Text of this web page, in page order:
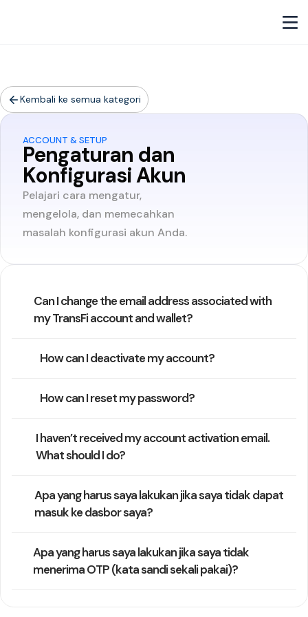
Kembali ke semua kategori
ACCOUNT & SETUP
Pengaturan dan
Konfigurasi Akun
Pelajari cara mengatur,
mengelola, dan memecahkan
masalah konfigurasi akun Anda.
Can I change the email address associated with
my TransFi account and wallet?
How can I deactivate my account?
How can I reset my password?
I haven’t received my account activation email.
What should I do?
Apa yang harus saya lakukan jika saya tidak dapat
masuk ke dasbor saya?
Apa yang harus saya lakukan jika saya tidak
menerima OTP (kata sandi sekali pakai)?